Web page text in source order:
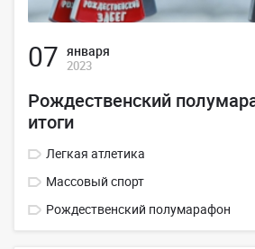
07 января
2023
Рождественский
итоги
Легкая атлетика
Массовый спорт
Рождественский полумарафон